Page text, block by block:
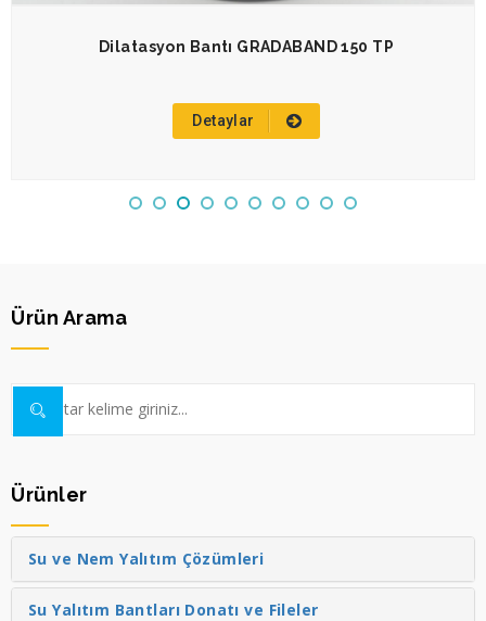
Dilatasyon Bantı GRADABAND 150 TP
Detaylar
Ürün Arama
Ürünler
Su ve Nem Yalıtım Çözümleri
Su Yalıtım Bantları Donatı ve Fileler